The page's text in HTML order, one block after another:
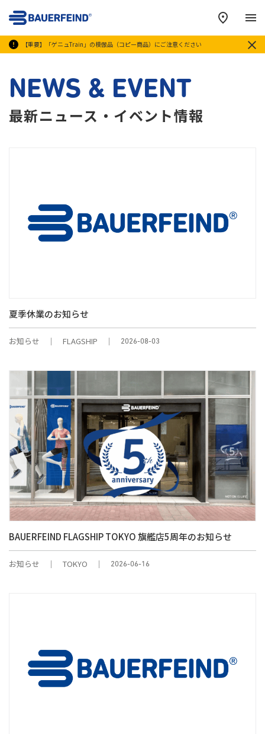
【重要】「ゲニュTrain」の模倣品（コピー商品）にご注意ください
メ
NEWS & EVENT
最新ニュース・イベント情報
夏季休業のお知らせ
お知らせ FLAGSHIP 2026-08-03
BAUERFEIND FLAGSHIP TOKYO 旗艦店5周年のお知らせ
お知らせ TOKYO 2026-06-16